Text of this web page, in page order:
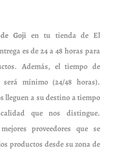
páginaGoji en tu tienda de El
es de 24 a 48 horas para
Además, el tiempo de
mínimo (24/48 horas).
lleguen a su destino a tiempo
que nos distingue.
proveedores que se
productos desde su zona de